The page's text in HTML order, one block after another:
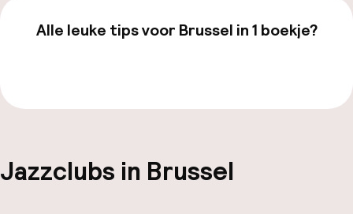
Alle leuke tips voor Brussel in 1 boekje?
Jazzclubs in Brussel